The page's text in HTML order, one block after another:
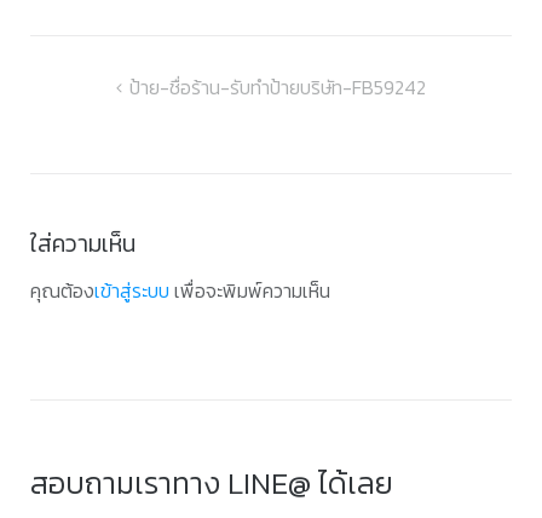
ป้าย-ชื่อร้าน-รับทำป้ายบริษัท-FB59242
ใส่ความเห็น
คุณต้องเข้าสู่ระบบ เพื่อจะพิมพ์ความเห็น
สอบถามเราทาง LINE@ ได้เลย